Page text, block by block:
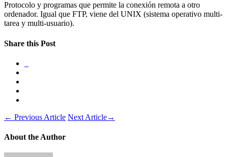
Protocolo y programas que permite la conexión remota a otro
ordenador. Igual que FTP, viene del UNIX (sistema operativo multi-
tarea y multi-usuario).
Share this Post
← Previous Article Next Article→
About the Author